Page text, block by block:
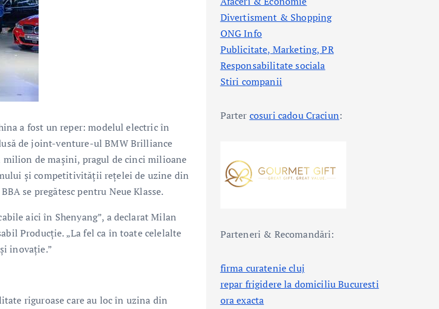
a fost un reper: modelul electric în
de joint-venture-ul BMW Brilliance
de maşini, pragul de cinci milioane
şi competitivităţii reţelei de uzine din
se pregătesc pentru Neue Klasse.
aici în Shenyang”, a declarat Milan
Producţie. „La fel ca în toate celelalte
inovaţie.”
riguroase care au loc în uzina din
Divertisment & Shopping
ONG Info
Publicitate, Marketing, PR
Responsabilitate sociala
Stiri companii
Parter cosuri cadou Craciun:
Parteneri & Recomandări:
firma curatenie cluj
repar frigidere la domiciliu Bucuresti
ora exacta